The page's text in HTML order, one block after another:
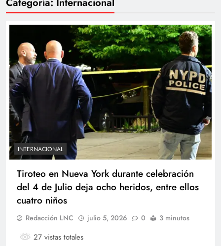
INTERNACIONAL
Tiroteo en Nueva York durante celebración
del 4 de Julio deja ocho heridos, entre ellos
cuatro niños
Redacción LNC julio 5, 2026 0 3 minutos
27 vistas totales